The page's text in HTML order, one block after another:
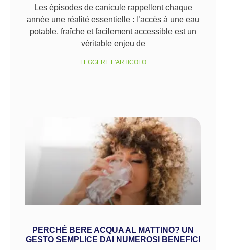
Les épisodes de canicule rappellent chaque
année une réalité essentielle : l’accès à une eau
potable, fraîche et facilement accessible est un
véritable enjeu de
LEGGERE L'ARTICOLO
PERCHÉ BERE ACQUA AL MATTINO? UN
GESTO SEMPLICE DAI NUMEROSI BENEFICI